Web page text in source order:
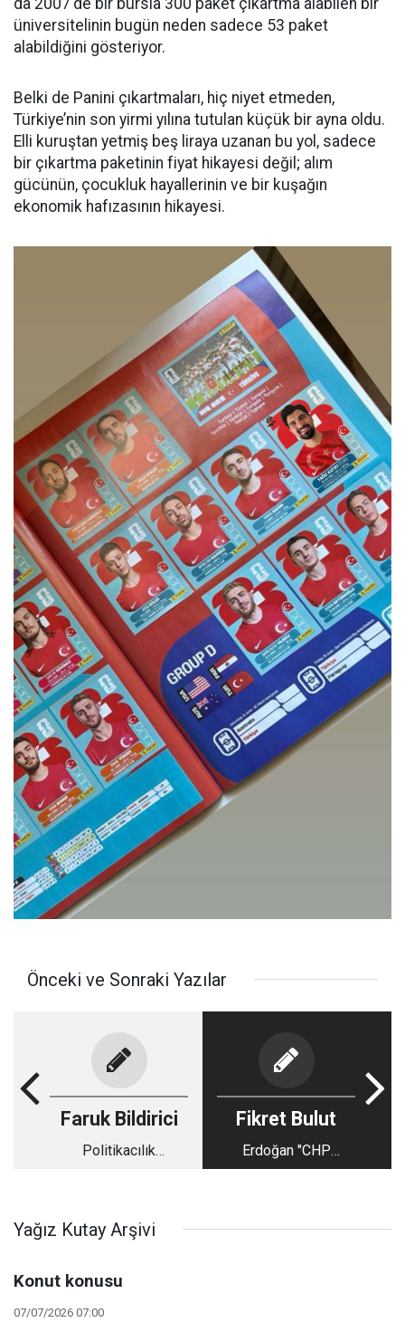
üniversitelinin bugün neden sadece 53 paket
alabildiğini gösteriyor.
Belki de Panini çıkartmaları, hiç niyet etmeden,
Türkiye’nin son yirmi yılına tutulan küçük bir ayna oldu.
Elli kuruştan yetmiş beş liraya uzanan bu yol, sadece
bir çıkartma paketinin fiyat hikayesi değil; alım
gücünün, çocukluk hayallerinin ve bir kuşağın
ekonomik hafızasının hikayesi.
Önceki ve Sonraki Yazılar
Faruk Bildirici
Politikacılık
Fikret Bulut
Erdoğan "CHP
içindeki mücadelede
Yağız Kutay Arşivi
Konut konusu
07/07/2026 07:00